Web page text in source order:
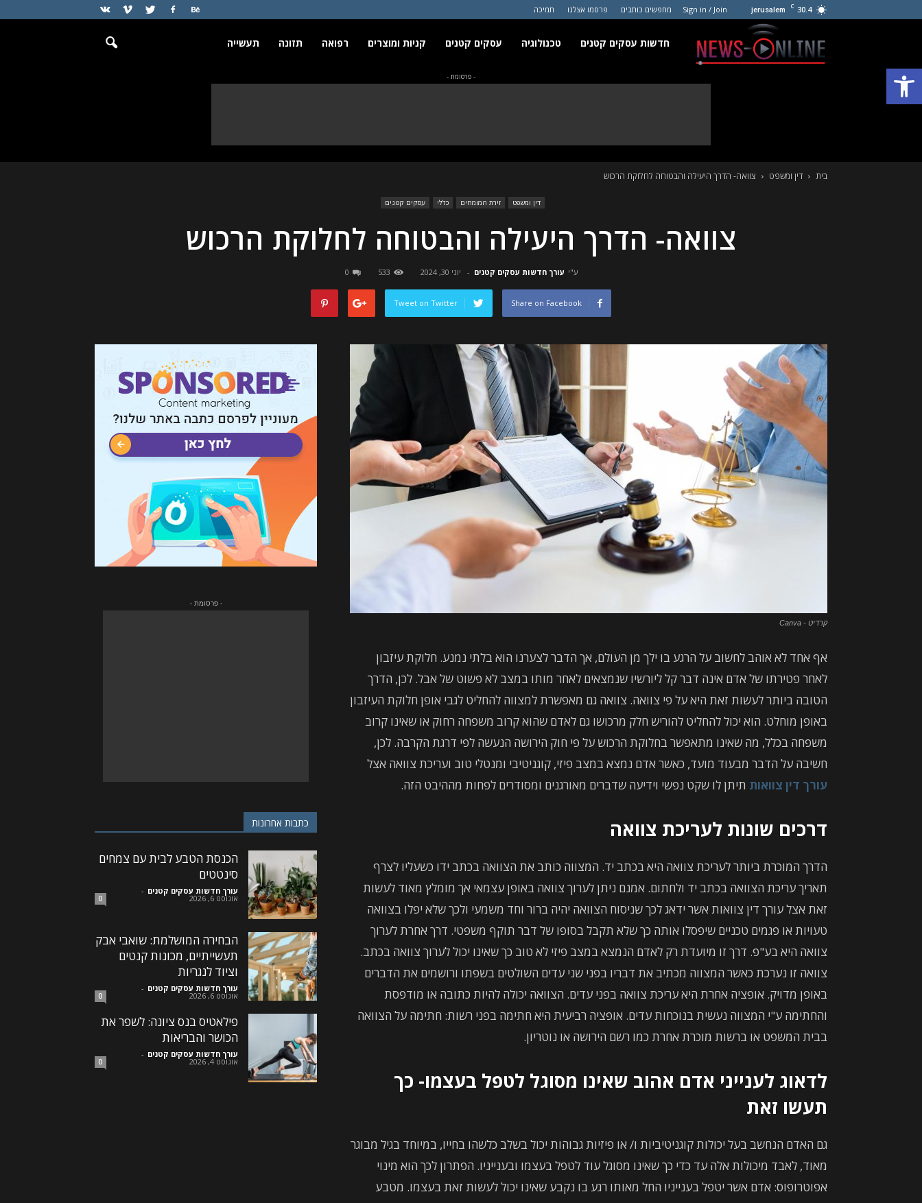
פתח סרגל נגישות
30.4
C
jerusalem
Sign in / Join מחפשים כותבים פרסמו אצלנו תמיכה
חדשות
חדשות עסקים קטנים טכנולוגיה עסקים קטנים קניות ומוצרים רפואה תזונה תעשייה
- פרסומת -
בית דין ומשפט צוואה- הדרך היעילה והבטוחה לחלוקת הרכוש
דין ומשפט זירת המומחים כללי עסקים קטנים
צוואה- הדרך היעילה והבטוחה לחלוקת הרכוש
ע"י עורך חדשות עסקים קטנים - יוני 30, 2024 533
0
Share on Facebook
Tweet on Twitter
קרדיט - Canva
אף אחד לא אוהב לחשוב על הרגע בו ילך מן העולם, אך הדבר לצערנו הוא בלתי נמנע. חלוקת עיזבון
לאחר פטירתו של אדם אינה דבר קל ליורשיו שנמצאים לאחר מותו במצב לא פשוט של אבל. לכן, הדרך
הטובה ביותר לעשות זאת היא על פי צוואה. צוואה גם מאפשרת למצווה להחליט לגבי אופן חלוקת העיזבון
באופן מוחלט. הוא יכול להחליט להוריש חלק מרכושו גם לאדם שהוא קרוב משפחה רחוק או שאינו קרוב
משפחה בכלל, מה שאינו מתאפשר בחלוקת הרכוש על פי חוק הירושה הנעשה לפי דרגת הקרבה. לכן,
חשיבה על הדבר מבעוד מועד, כאשר אדם נמצא במצב פיזי, קוגניטיבי ומנטלי טוב ועריכת צוואה אצל
עורך דין צוואות תיתן לו שקט נפשי וידיעה שדברים מאורגנים ומסודרים לפחות מההיבט הזה.
דרכים שונות לעריכת צוואה
הדרך המוכרת ביותר לעריכת צוואה היא בכתב יד. המצווה כותב את הצוואה בכתב ידו כשעליו לצרף
תאריך עריכת הצוואה בכתב יד ולחתום. אמנם ניתן לערוך צוואה באופן עצמאי אך מומלץ מאוד לעשות
זאת אצל עורך דין צוואות אשר ידאג לכך שניסוח הצוואה יהיה ברור וחד משמעי ולכך שלא יפלו בצוואה
טעויות או פגמים טכניים שיפסלו אותה כך שלא תקבל בסופו של דבר תוקף משפטי. דרך אחרת לערוך
צוואה היא בע"פ. דרך זו מיועדת רק לאדם הנמצא במצב פיזי לא טוב כך שאינו יכול לערוך צוואה בכתב.
צוואה זו נערכת כאשר המצווה מכתיב את דבריו בפני שני עדים השולטים בשפתו ורושמים את הדברים
באופן מדויק. אופציה אחרת היא עריכת צוואה בפני עדים. הצוואה יכולה להיות כתובה או מודפסת
והחתימה ע"י המצווה נעשית בנוכחות עדים. אופציה רביעית היא חתימה בפני רשות: חתימה על הצוואה
בבית המשפט או ברשות מוכרת אחרת כמו רשם הירושה או נוטריון.
לדאוג לענייני אדם אהוב שאינו מסוגל לטפל בעצמו- כך
תעשו זאת
גם האדם הנחשב בעל יכולות קוגניטיביות ו/ או פיזיות גבוהות יכול בשלב כלשהו בחייו, במיוחד בגיל מבוגר
מאוד, לאבד מיכולות אלה עד כדי כך שאינו מסוגל עוד לטפל בעצמו ובענייניו. הפתרון לכך הוא מינוי
אפוטרופוס: אדם אשר יטפל בענייניו החל מאותו רגע בו נקבע שאינו יכול לעשות זאת בעצמו. מטבע
- פרסומת -
כתבות אחרונות
הכנסת הטבע לבית עם צמחים
סינטטים
עורך חדשות עסקים קטנים -
אוגוסט 6, 2026 0
הבחירה המושלמת: שואבי אבק
תעשייתיים, מכונות קנטים
וציוד לנגריות
עורך חדשות עסקים קטנים -
אוגוסט 6, 2026 0
פילאטיס בנס ציונה: לשפר את
הכושר והבריאות
עורך חדשות עסקים קטנים -
אוגוסט 4, 2026 0